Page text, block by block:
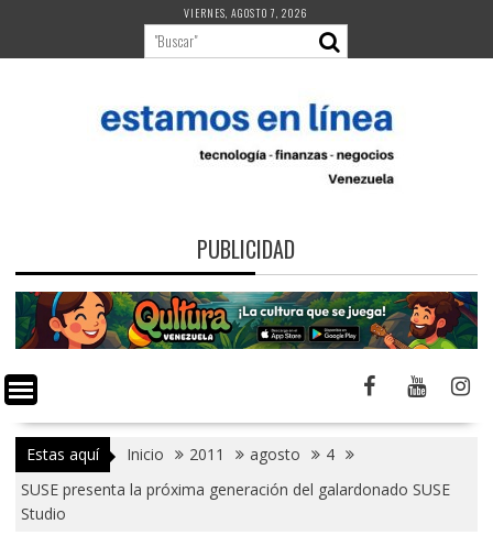
contenido
VIERNES, AGOSTO 7, 2026
PUBLICIDAD
Estas aquí Inicio 2011 agosto
4
SUSE presenta la próxima generación del galardonado SUSE
Studio